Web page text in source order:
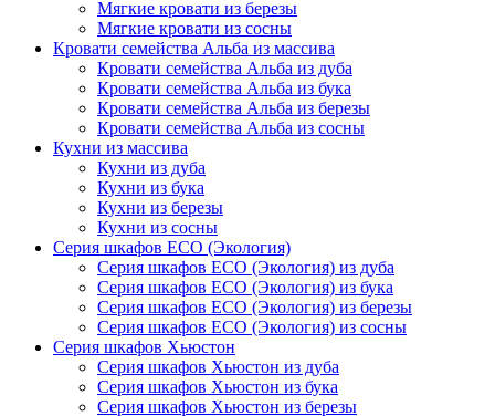
Мягкие кровати из березы
Мягкие кровати из сосны
Кровати семейства Альба из массива
Кровати семейства Альба из дуба
Кровати семейства Альба из бука
Кровати семейства Альба из березы
Кровати семейства Альба из сосны
Кухни из массива
Кухни из дуба
Кухни из бука
Кухни из березы
Кухни из сосны
Серия шкафов ECO (Экология)
Серия шкафов ECO (Экология) из дуба
Серия шкафов ECO (Экология) из бука
Серия шкафов ECO (Экология) из березы
Серия шкафов ECO (Экология) из сосны
Серия шкафов Хьюстон
Серия шкафов Хьюстон из дуба
Серия шкафов Хьюстон из бука
Серия шкафов Хьюстон из березы